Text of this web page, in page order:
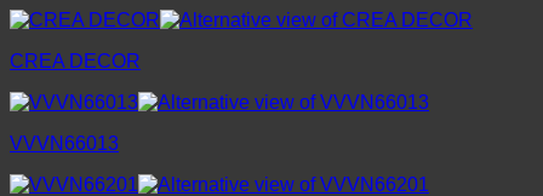
CREA DECOR
VVVN66013